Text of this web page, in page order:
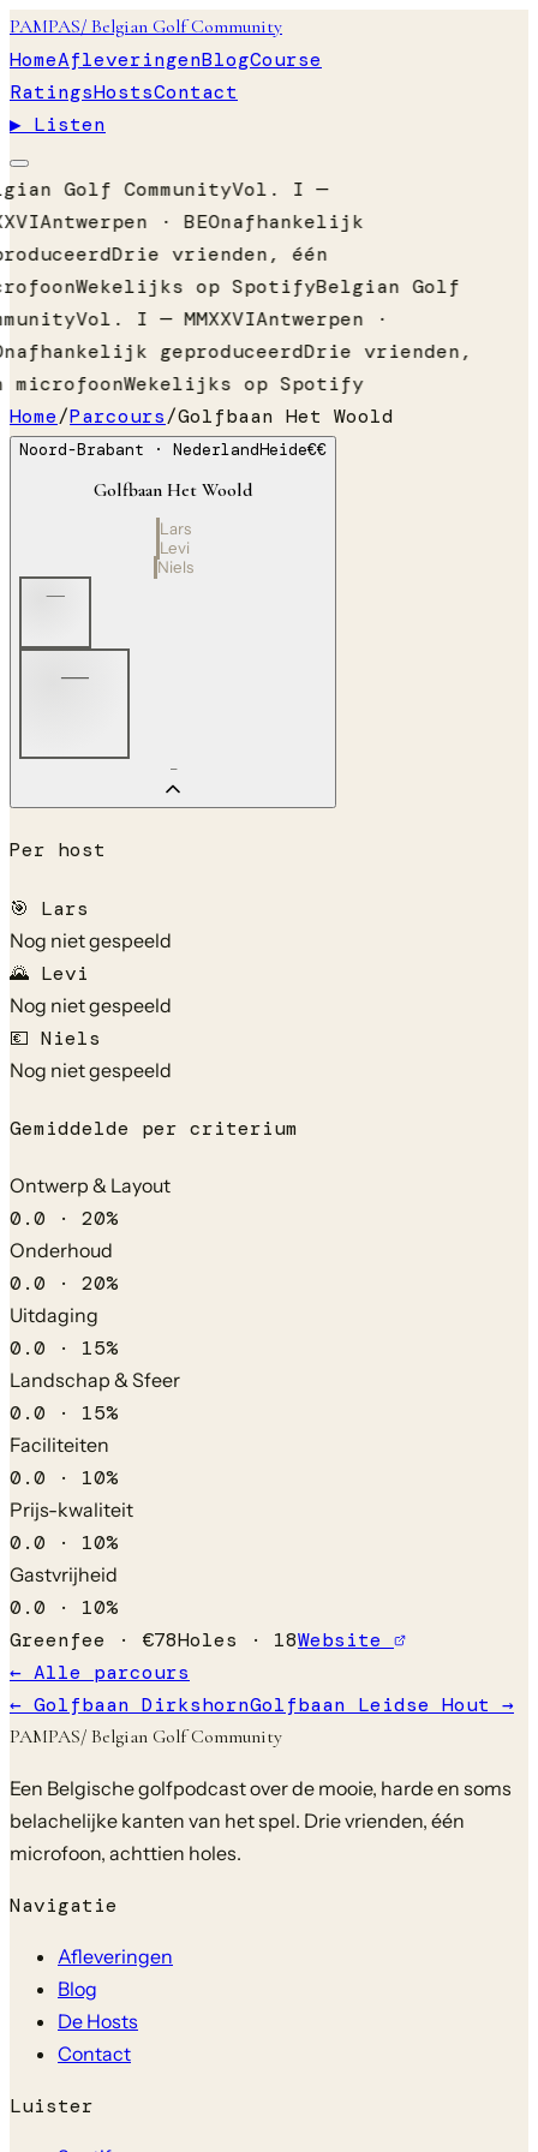
PAMPAS/ Belgian Golf Community
HomeAfleveringenBlogCourse
RatingsHostsContact
▶ Listen
Golf CommunityVol. I —
Antwerpen · BEOnafhankelijk
Drie vrienden, één
Wekelijks op SpotifyBelgian Golf
Vol. I — MMXXVIAntwerpen ·
geproduceerdDrie vrienden,
microfoonWekelijks op Spotify
Home/Parcours/Golfbaan Het Woold
Noord-Brabant · NederlandHeide€€
Golfbaan Het Woold
Lars
Levi
Niels
—
—
—
Per host
🎯 Lars
Nog niet gespeeld
🌄 Levi
Nog niet gespeeld
💶 Niels
Nog niet gespeeld
Gemiddelde per criterium
Ontwerp & Layout
0.0 · 20%
Onderhoud
0.0 · 20%
Uitdaging
0.0 · 15%
Landschap & Sfeer
0.0 · 15%
Faciliteiten
0.0 · 10%
Prijs-kwaliteit
0.0 · 10%
Gastvrijheid
0.0 · 10%
Greenfee · €78Holes · 18Website
← Alle parcours
← Golfbaan DirkshornGolfbaan Leidse Hout →
PAMPAS/ Belgian Golf Community
Een Belgische golfpodcast over de mooie, harde en soms
belachelijke kanten van het spel. Drie vrienden, één
microfoon, achttien holes.
Navigatie
Afleveringen
Blog
De Hosts
Contact
Luister